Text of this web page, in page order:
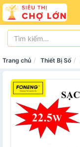
Trang chủ Thiết Bị Số